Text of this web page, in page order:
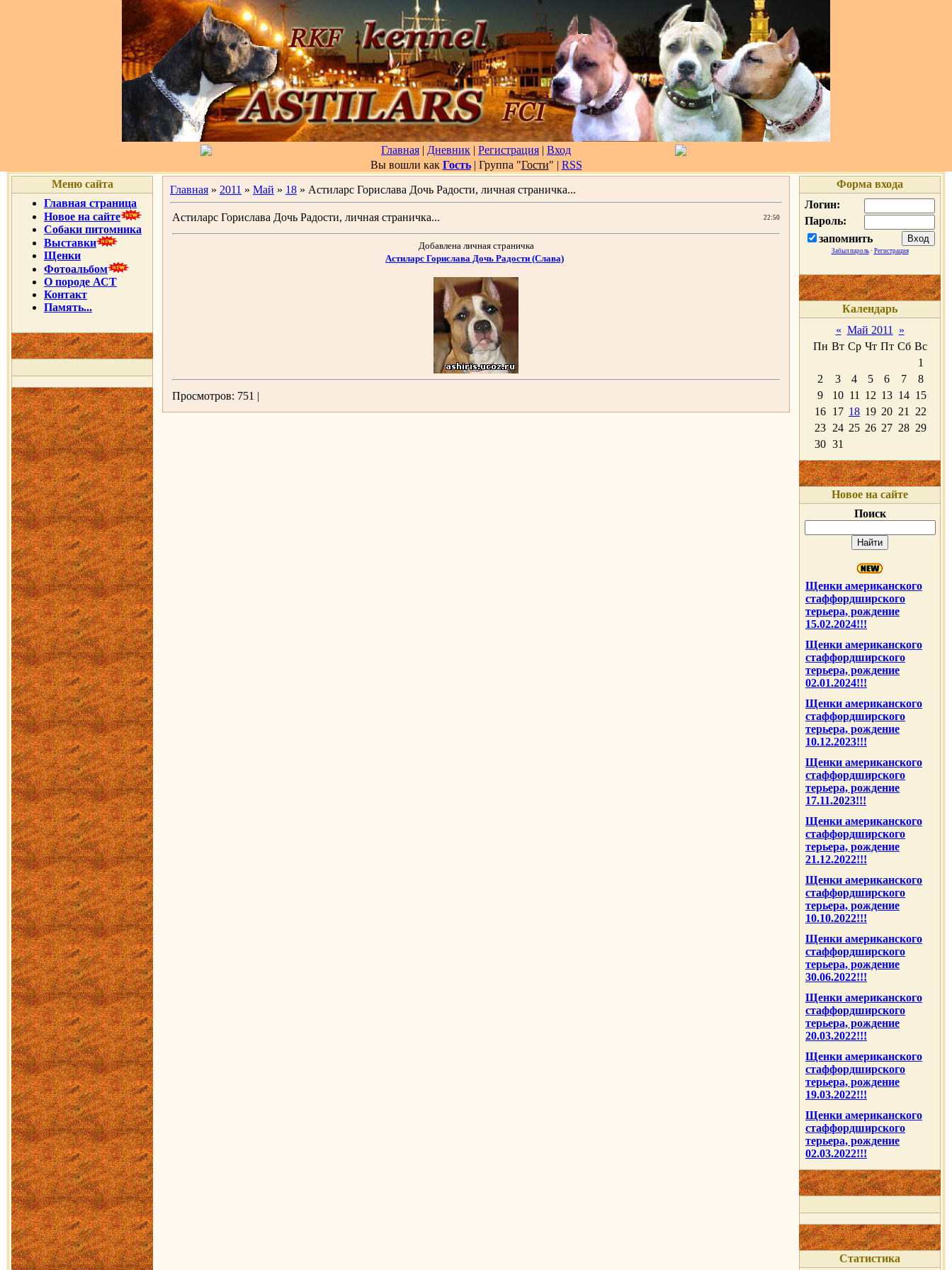
Главная | Дневник | Регистрация | Вход
Вы вошли как Гость| Группа "Гости" | RSS
Меню сайта
Главная страница
Новое на сайте
Собаки питомника
Выставки
Щенки
Фотоальбом
О породе АСТ
Контакт
Память...
Главная » 2011 » Май » 18 » Астиларс Горислава Дочь Радости, личная страничка...
Астиларс Горислава Дочь Радости, личная страничка... 22:50
Добавлена личная страничка
Астиларс Горислава Дочь Радости (Слава)
Просмотров: 751 |
Форма входа
Логин:
Пароль:
запомнить
Забыл пароль· Регистрация
Календарь
« Май 2011
»
Пн Вт Ср Чт Пт Сб Вс
1
2
3 4 5 6 7
8
9
10 11 12 13 14 15
16 17 18 19 20 21
22
23 24 25 26 27 28 29
30 31
Новое на сайте
Поиск
Щенки американского
стаффордширского
терьера, рождение
15.02.2024!!!
Щенки американского
стаффордширского
терьера, рождение
02.01.2024!!!
Щенки американского
стаффордширского
терьера, рождение
10.12.2023!!!
Щенки американского
стаффордширского
терьера, рождение
17.11.2023!!!
Щенки американского
стаффордширского
терьера, рождение
21.12.2022!!!
Щенки американского
стаффордширского
терьера, рождение
10.10.2022!!!
Щенки американского
стаффордширского
терьера, рождение
30.06.2022!!!
Щенки американского
стаффордширского
терьера, рождение
20.03.2022!!!
Щенки американского
стаффордширского
терьера, рождение
19.03.2022!!!
Щенки американского
стаффордширского
терьера, рождение
02.03.2022!!!
Статистика